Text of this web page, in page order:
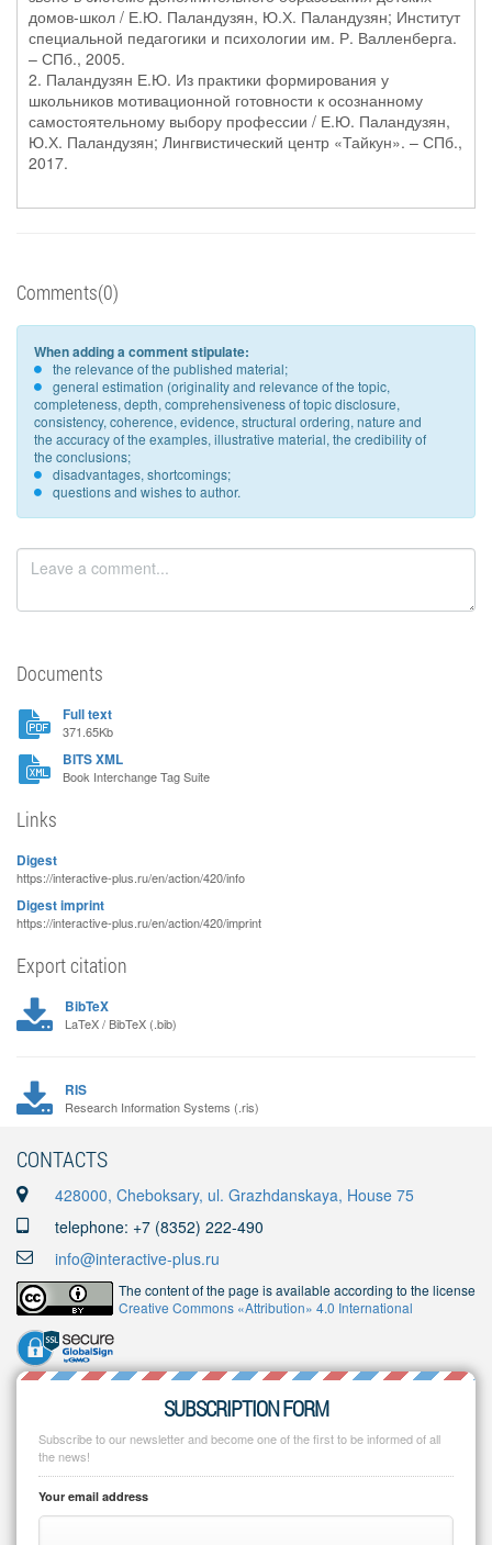
домов-школ / Е.Ю. Паландузян, Ю.Х. Паландузян; Институт
специальной педагогики и психологии им. Р. Валленберга.
– СПб., 2005.
2. Паландузян Е.Ю. Из практики формирования у
школьников мотивационной готовности к осознанному
самостоятельному выбору профессии / Е.Ю. Паландузян,
Ю.Х. Паландузян; Лингвистический центр «Тайкун». – СПб.,
2017.
Comments(0)
When adding a comment stipulate:
the relevance of the published material;
general estimation (originality and relevance of the topic,
completeness, depth, comprehensiveness of topic disclosure,
consistency, coherence, evidence, structural ordering, nature and
the accuracy of the examples, illustrative material, the credibility of
the conclusions;
disadvantages, shortcomings;
questions and wishes to author.
Documents
Full text
371.65Kb
BITS XML
Book Interchange Tag Suite
Links
Digest
https://interactive-plus.ru/en/action/420/info
Digest imprint
https://interactive-plus.ru/en/action/420/imprint
Export citation
BibTeX
LaTeX / BibTeX (.bib)
RIS
Research Information Systems (.ris)
CONTACTS
428000, Cheboksary, ul. Grazhdanskaya, House 75
telephone: +7 (8352) 222-490
info@interactive-plus.ru
The content of the page is available according to the license
Creative Commons «Attribution» 4.0 International
SUBSCRIPTION FORM
Subscribe to our newsletter and become one of the first to be informed of all
the news!
Your email address